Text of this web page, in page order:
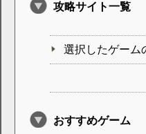
攻略サイト一覧
選択したゲーム
おすすめゲーム